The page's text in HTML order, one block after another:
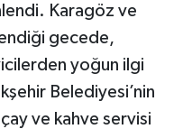
Karagöz ve
gecede,
yoğun ilgi
Belediyesi’nin
ve kahve servisi